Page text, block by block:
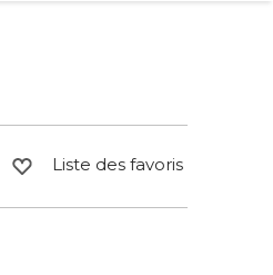
Liste des favoris